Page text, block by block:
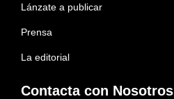
Lánzate a publicar
Prensa
La editorial
Contacta con Nosotros